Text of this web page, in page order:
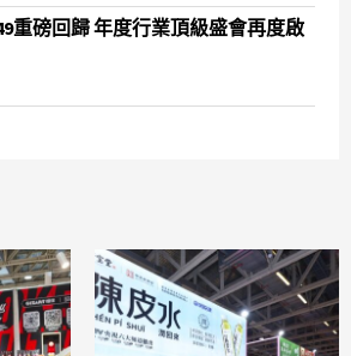
重磅回歸 年度行業頂級盛會再度啟